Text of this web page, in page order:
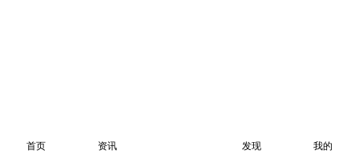
首页 资讯 发现 我的